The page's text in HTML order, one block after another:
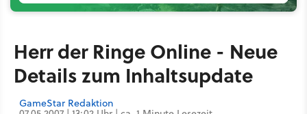
Herr der Ringe Online - Neue
Details zum Inhaltsupdate
GameStar Redaktion